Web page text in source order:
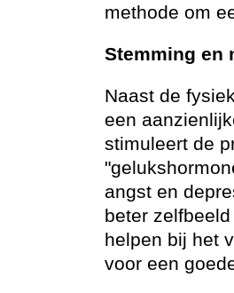
methode om
Stemming en
Naast de
een
stimuleert de
angst en
beter
helpen bij het
voor een